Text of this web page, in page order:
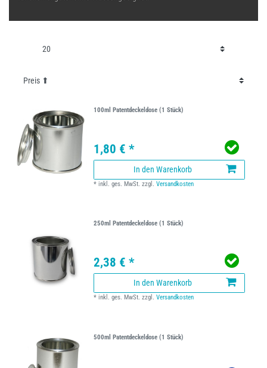
100ml Patentdeckeldose (1 Stück)
1,80 € *
In den Warenkorb
*inkl. ges. MwSt. zzgl.Versandkosten
250ml Patentdeckeldose (1 Stück)
2,38 € *
In den Warenkorb
*inkl. ges. MwSt. zzgl.Versandkosten
500ml Patentdeckeldose (1 Stück)